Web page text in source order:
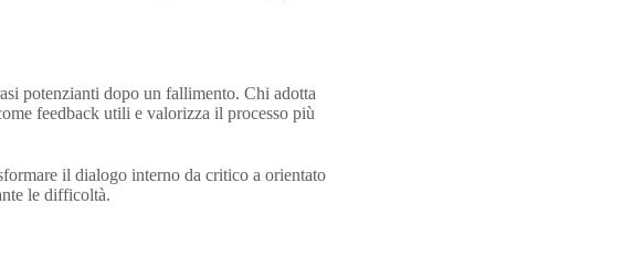
potenzianti dopo un fallimento. Chi adotta
feedback utili e valorizza il processo più
il dialogo interno da critico a orientato
le difficoltà.